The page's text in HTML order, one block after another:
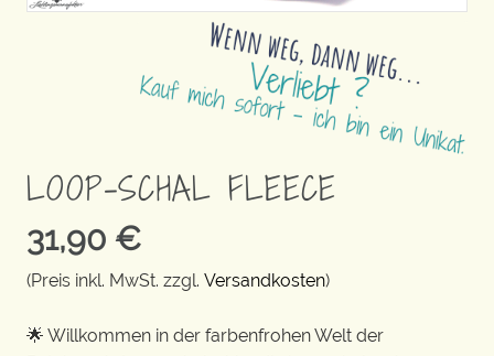
LOOP-SCHAL FLEECE
31,90 €
(Preis inkl. MwSt. zzgl. Versandkosten)
🌟 Willkommen in der farbenfrohen Welt der